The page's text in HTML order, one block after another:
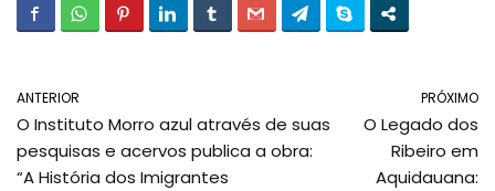
ANTERIOR
O Instituto Morro azul através de suas
pesquisas e acervos publica a obra:
“A História dos Imigrantes
PRÓXIMO
O Legado dos
Ribeiro em
Aquidauana: